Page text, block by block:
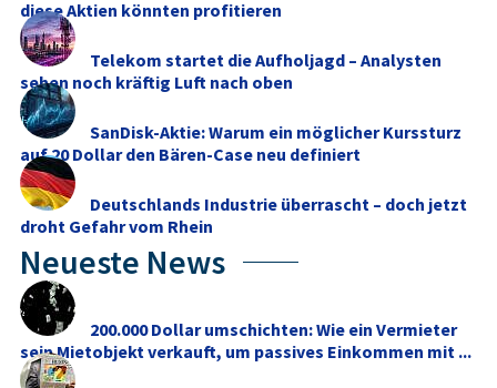
diese Aktien könnten profitieren
Telekom startet die Aufholjagd – Analysten
sehen noch kräftig Luft nach oben
SanDisk-Aktie: Warum ein möglicher Kurssturz
auf 20 Dollar den Bären-Case neu definiert
Deutschlands Industrie überrascht – doch jetzt
droht Gefahr vom Rhein
Neueste News
200.000 Dollar umschichten: Wie ein Vermieter
sein Mietobjekt verkauft, um passives Einkommen mit ...